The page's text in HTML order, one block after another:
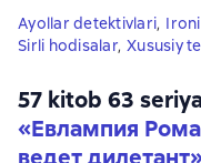
Ayollar detektivlari,
Sirli hodisalar, Xususiy
57 kitob 63
«Евлампия